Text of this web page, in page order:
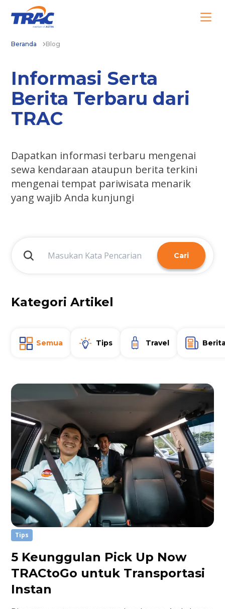
Beranda Blog
Informasi Serta
Berita Terbaru dari
TRAC
Dapatkan informasi terbaru mengenai
sewa kendaraan ataupun berita terkini
mengenai tempat pariwisata menarik
yang wajib Anda kunjungi
Kategori Artikel
Cari
Semua Tips Travel
Tips
5 Keunggulan Pick Up Now
TRACtoGo untuk Transportasi
Instan